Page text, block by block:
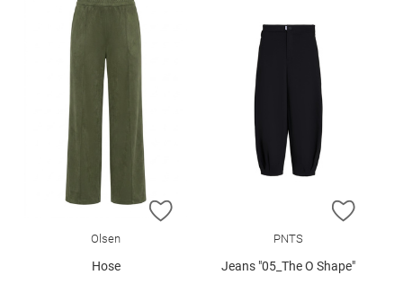
ZUR WUNSCHLISTE HINZUFÜGEN
Olsen
Hose
ZUR
PNTS
Jeans "05_The O Shape"